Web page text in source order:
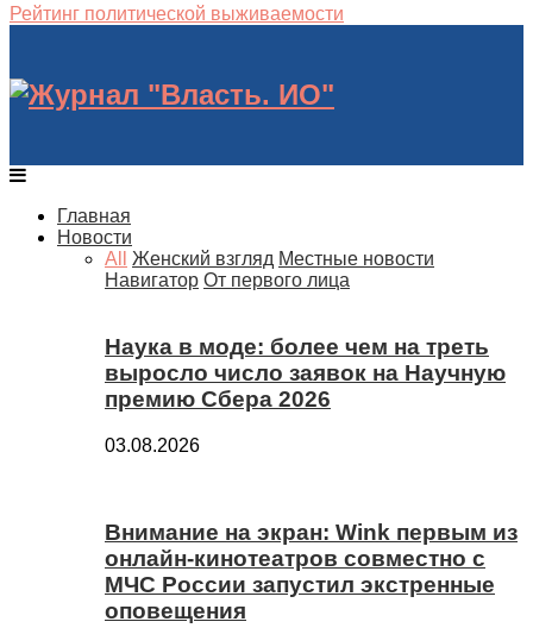
Рейтинг политической выживаемости
Главная
Новости
All
Женский взгляд Местные новости
Навигатор От первого лица
Наука в моде: более чем на треть
выросло число заявок на Научную
премию Сбера 2026
03.08.2026
Внимание на экран: Wink первым из
онлайн-кинотеатров совместно с
МЧС России запустил экстренные
оповещения